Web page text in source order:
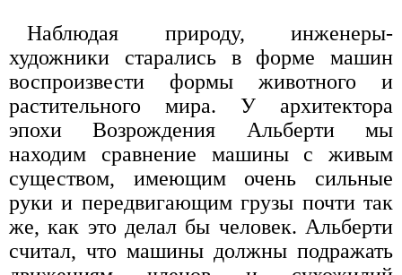
Наблюдая природу, инженеры-
художники старались в форме машин
воспроизвести формы животного и
растительного мира. У архитектора
эпохи Возрождения Альберти мы
находим сравнение машины с живым
существом, имеющим очень сильные
руки и передвигающим грузы почти так
же, как это делал бы человек. Альберти
считал, что машины должны подражать